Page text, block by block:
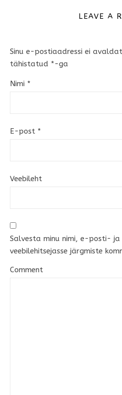
LEAVE A
Sinu e-postiaadressi ei
tähistatud *-ga
Nimi *
E-post *
Veebileht
Salvesta minu nimi, e-posti- ja
veebilehitsejasse järgmiste
Comment